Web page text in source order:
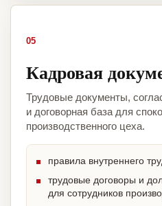
05
Кадровая
Трудовые документы,
и договорная база для
производственного цеха.
правила внутреннего
трудовые договоры и
для сотрудников